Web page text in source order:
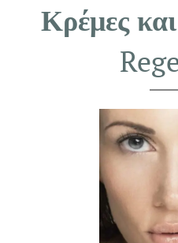
Κρέμες